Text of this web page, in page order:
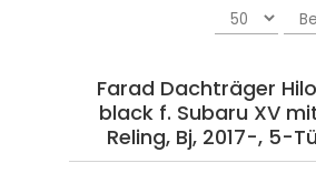
Farad Dachträger
black f. Subaru XV
Reling, Bj, 2017-, 5-